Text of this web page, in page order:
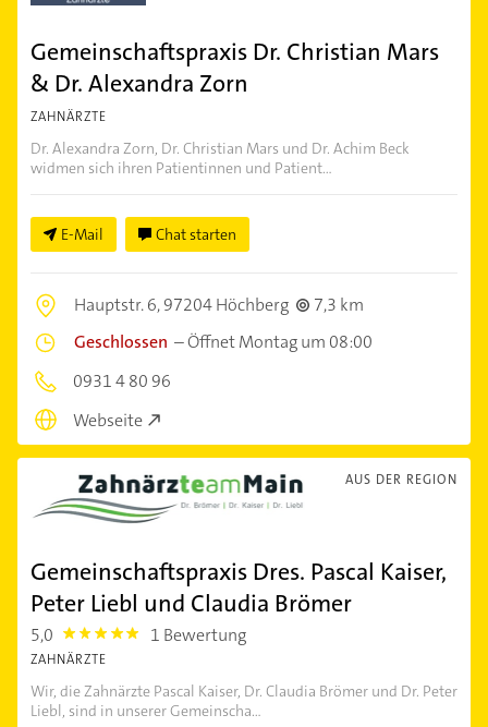
Gemeinschaftspraxis Dr. Christian Mars
& Dr. Alexandra Zorn
ZAHNÄRZTE
Dr. Alexandra Zorn, Dr. Christian Mars und Dr. Achim Beck
widmen sich ihren Patientinnen und Patient...
E-Mail Chat starten
Hauptstr. 6,97204 Höchberg
7,3 km
Geschlossen –Öffnet Montag um 08:00
0931 4 80 96
Webseite
AUS DER REGION
Gemeinschaftspraxis Dres. Pascal Kaiser,
Peter Liebl und Claudia Brömer
5,0 5.0 1 Bewertung
ZAHNÄRZTE
Wir, die Zahnärzte Pascal Kaiser, Dr. Claudia Brömer und Dr. Peter
Liebl, sind in unserer Gemeinscha...